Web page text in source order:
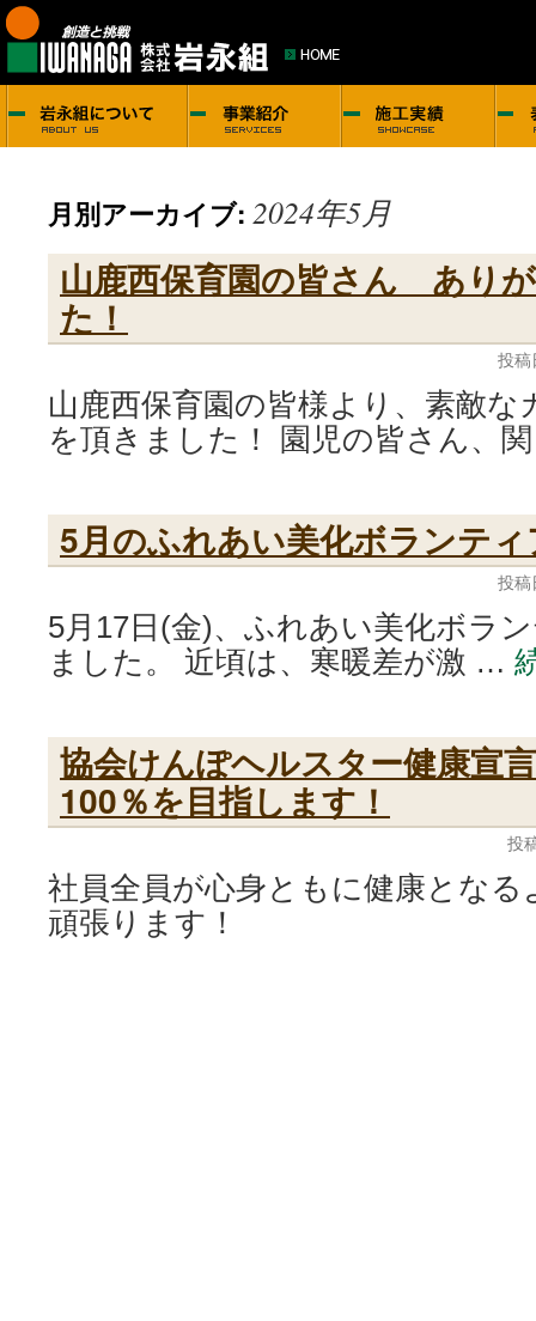
月別アーカイブ: 2024年5月
山鹿西保育園の皆さん あり
た！
投稿
山鹿西保育園の皆様より、素敵な
を頂きました！ 園児の皆さん、
5月のふれあい美化ボランテ
投稿
5月17日(金)、ふれあい美化ボラ
ました。 近頃は、寒暖差が激 …
協会けんぽヘルスター健康宣
100％を目指します！
投
社員全員が心身ともに健康とな
頑張ります！